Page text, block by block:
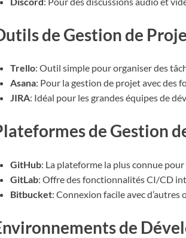
de Gestion de
Trello: Outil simple pour organiser des
Asana: Pour la gestion de projet avec des
JIRA: Idéal pour les grandes équipes de
de Gestion
GitHub: La plateforme la plus connue
GitLab: Offre des fonctionnalités CI/CD
Bitbucket: Connexion facile avec d’autres
de